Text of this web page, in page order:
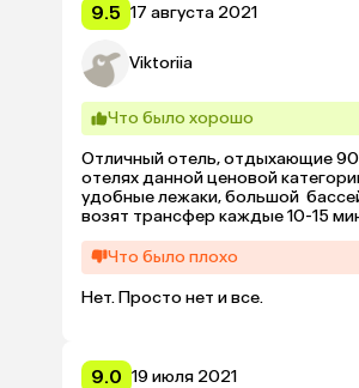
9.5 17 августа 2021
Viktoriia
Что было хорошо
Отличный отель, отдыхающие
отелях данной ценовой
удобные лежаки, большой
возят трансфер каждые 10-15
Что было плохо
Нет. Просто нет и все.
9.0 19 июля 2021